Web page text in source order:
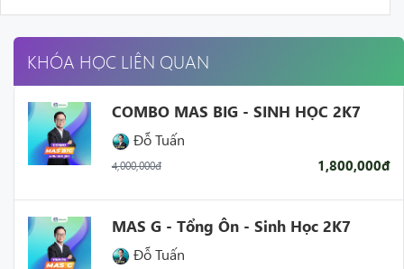
học sinh tiến bộ đạt 9+
- Giảng dạy chi tiết, cặn kẽ, sử dụng nhiều phương pháp
giúp học sinh dễ dàng hiểu bài
- Hỗ trợ học sinh nhiệt tình, là điểm đến tin cậy khi học
sinh cần tư vấn.
KHÓA HỌC LIÊN QUAN
COMBO MAS BIG - SINH HỌC 2K7
Đỗ Tuấn
4,000,000đ 1,800,000đ
MAS G - Tổng Ôn - Sinh Học 2K7
Đỗ Tuấn